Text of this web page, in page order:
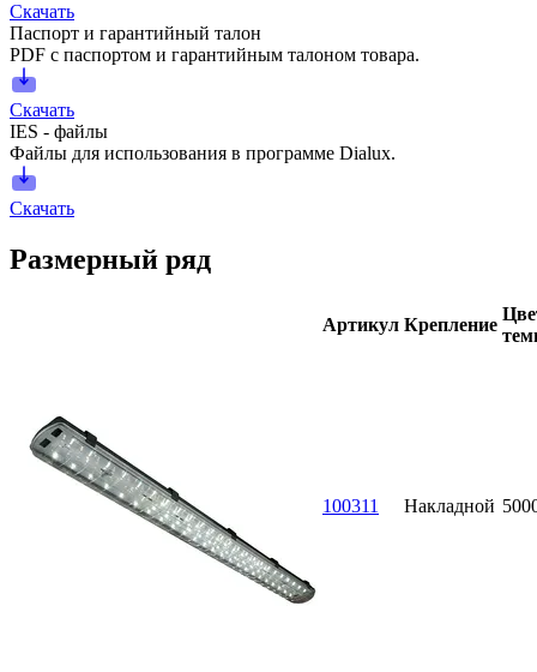
Скачать
Паспорт и гарантийный талон
PDF с паспортом и гарантийным талоном товара.
Скачать
IES - файлы
Файлы для использования в программе Dialux.
Скачать
Размерный ряд
Артикул Крепление
100311 Накладной